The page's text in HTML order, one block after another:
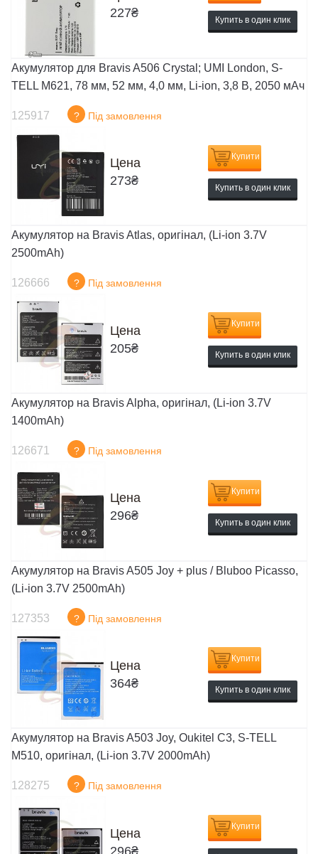
227₴ Купить в один клик
Акумулятор для Bravis A506 Crystal; UMI London, S-
TELL M621, 78 мм, 52 мм, 4,0 мм, Li-ion, 3,8 В, 2050 мАч
125917 ? Під замовлення
Цена
273₴
Купити
Купить в один клик
Акумулятор на Bravis Atlas, оригінал, (Li-ion 3.7V
2500mAh)
126666 ? Під замовлення
Цена
205₴
Купити
Купить в один клик
Акумулятор на Bravis Alpha, оригінал, (Li-ion 3.7V
1400mAh)
126671 ? Під замовлення
Цена
296₴
Купити
Купить в один клик
Акумулятор на Bravis A505 Joy + plus / Bluboo Picasso,
(Li-ion 3.7V 2500mAh)
127353 ? Під замовлення
Цена
364₴
Купити
Купить в один клик
Акумулятор на Bravis A503 Joy, Oukitel C3, S-TELL
M510, оригінал, (Li-ion 3.7V 2000mAh)
128275 ? Під замовлення
Цена
296₴
Купити